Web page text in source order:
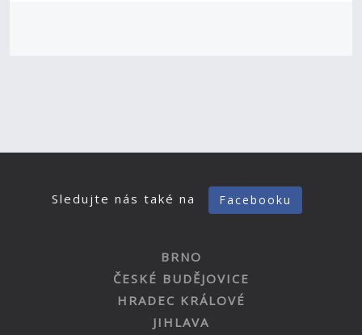
Sledujte nás také na Facebooku
BRNO
ČESKÉ BUDĚJOVICE
HRADEC KRÁLOVÉ
JIHLAVA